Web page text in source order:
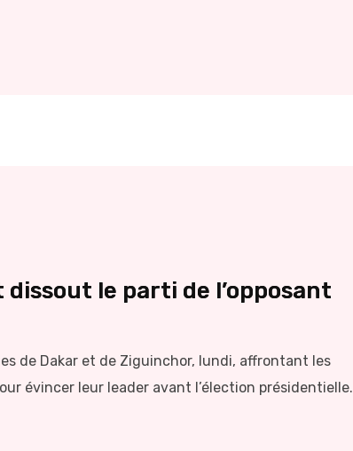
le parti de l’opposant
de Dakar et de Ziguinchor, lundi, affrontant les
évincer leur leader avant l’élection présidentielle.